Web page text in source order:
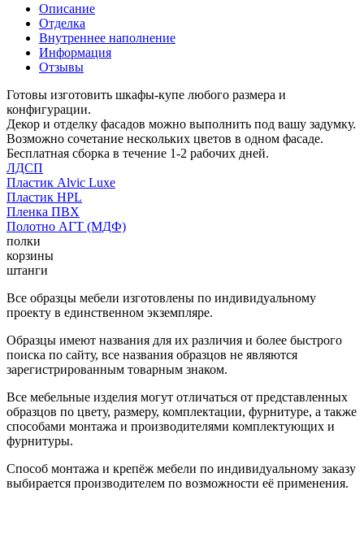
Описание
Отделка
Внутреннее наполнение
Информация
Отзывы
Готовы изготовить шкафы-купе любого размера и
конфигурации.
Декор и отделку фасадов можно выполнить под вашу задумку.
Возможно сочетание нескольких цветов в одном фасаде.
Бесплатная сборка в течение 1-2 рабочих дней.
ЛДСП
Пластик Alvic Luxe
Пластик HPL
Пленка ПВХ
Полотно АГТ (МДФ)
полки
корзины
штанги
Все образцы мебели изготовлены по индивидуальному
проекту в единственном экземпляре.
Образцы имеют названия для их различия и более быстрого
поиска по сайту, все названия образцов не являются
зарегистрированным товарным знаком.
Все мебельные изделия могут отличаться от представленных
образцов по цвету, размеру, комплектации, фурнитуре, а также
способами монтажа и производителями комплектующих и
фурнитуры.
Способ монтажа и крепёж мебели по индивидуальному заказу
выбирается производителем по возможности её применения.